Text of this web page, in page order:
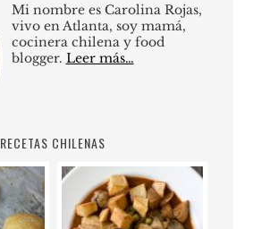
Mi nombre es Carolina Rojas,
vivo en Atlanta, soy mamá,
cocinera chilena y food
blogger. Leer más…
RECETAS CHILENAS